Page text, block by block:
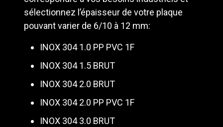
sélectionnez l’épaisseur de votre plaque
pouvant varier de 6/10 à 12 mm:
INOX 304 1.0 PP PVC 1F
INOX 304 1.5 BRUT
INOX 304 2.0 BRUT
INOX 304 2.0 PP PVC 1F
INOX 304 3.0 BRUT